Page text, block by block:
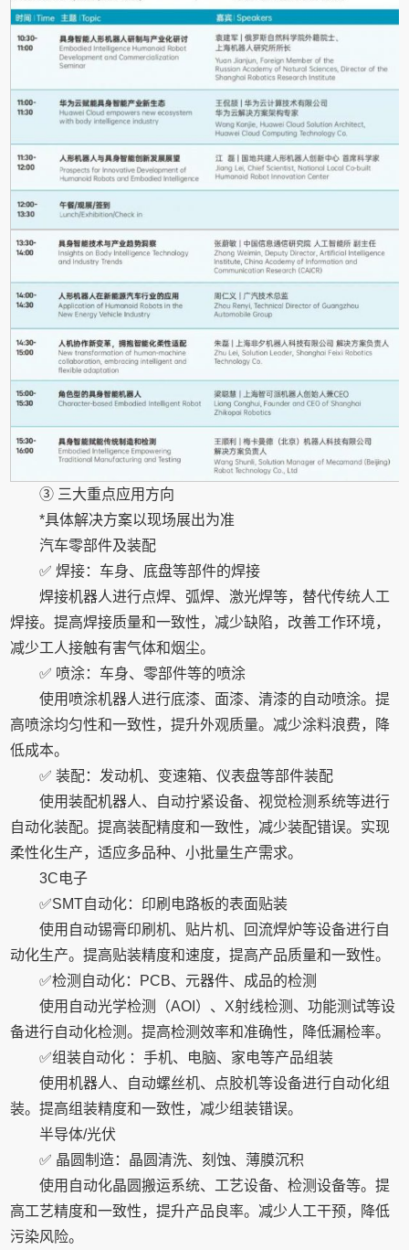
③ 三大重点应用方向
*具体解决方案以现场展出为准
汽车零部件及装配
✅ 焊接：车身、底盘等部件的焊接
焊接机器人进行点焊、弧焊、激光焊等，替代传统人工
焊接。提高焊接质量和一致性，减少缺陷，改善工作环境，
减少工人接触有害气体和烟尘。
✅ 喷涂：车身、零部件等的喷涂
使用喷涂机器人进行底漆、面漆、清漆的自动喷涂。提
高喷涂均匀性和一致性，提升外观质量。减少涂料浪费，降
低成本。
✅ 装配：发动机、变速箱、仪表盘等部件装配
使用装配机器人、自动拧紧设备、视觉检测系统等进行
自动化装配。提高装配精度和一致性，减少装配错误。实现
柔性化生产，适应多品种、小批量生产需求。
3C电子
✅SMT自动化：印刷电路板的表面贴装
使用自动锡膏印刷机、贴片机、回流焊炉等设备进行自
动化生产。提高贴装精度和速度，提高产品质量和一致性。
✅检测自动化：PCB、元器件、成品的检测
使用自动光学检测（AOI）、X射线检测、功能测试等设
备进行自动化检测。提高检测效率和准确性，降低漏检率。
✅组装自动化 ：手机、电脑、家电等产品组装
使用机器人、自动螺丝机、点胶机等设备进行自动化组
装。提高组装精度和一致性，减少组装错误。
半导体/光伏
✅ 晶圆制造：晶圆清洗、刻蚀、薄膜沉积
使用自动化晶圆搬运系统、工艺设备、检测设备等。提
高工艺精度和一致性，提升产品良率。减少人工干预，降低
污染风险。